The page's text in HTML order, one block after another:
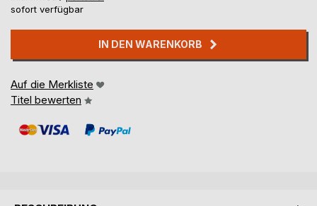
sofort verfügbar
IN DEN WARENKORB
Auf die Merkliste
Titel bewerten